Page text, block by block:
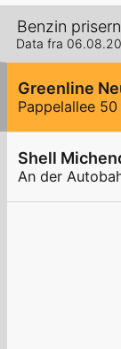
Benzin
Data fra
Greenline
Pappelallee 50
An der